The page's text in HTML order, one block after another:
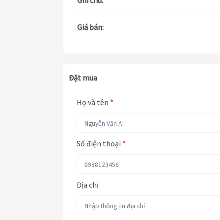
Giá bán:
Đặt mua
Họ và tên *
Số điện thoại *
Địa chỉ